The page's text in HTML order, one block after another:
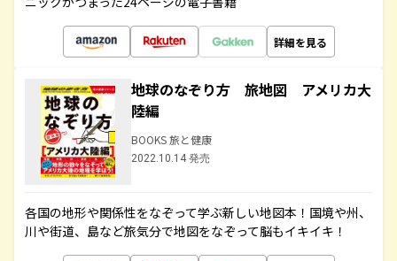
詳細を見る
地球のなぞり方 旅地図 アメリカ大
陸編
BOOKS 旅と健康
2022.10.14 発売
各国の地形や関係性をなぞって学ぶ新しい地図本！国境や州、
川や街道、島など旅気分で地図をなぞって脳もイキイキ！